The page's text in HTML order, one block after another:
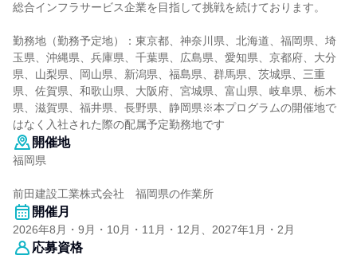
総合インフラサービス企業を目指して挑戦を続けております。
勤務地（勤務予定地）：東京都、神奈川県、北海道、福岡県、埼
玉県、沖縄県、兵庫県、千葉県、広島県、愛知県、京都府、大分
県、山梨県、岡山県、新潟県、福島県、群馬県、茨城県、三重
県、佐賀県、和歌山県、大阪府、宮城県、富山県、岐阜県、栃木
県、滋賀県、福井県、長野県、静岡県※本プログラムの開催地で
はなく入社された際の配属予定勤務地です
開催地
福岡県
前田建設工業株式会社 福岡県の作業所
開催月
2026年8月・9月・10月・11月・12月、2027年1月・2月
応募資格